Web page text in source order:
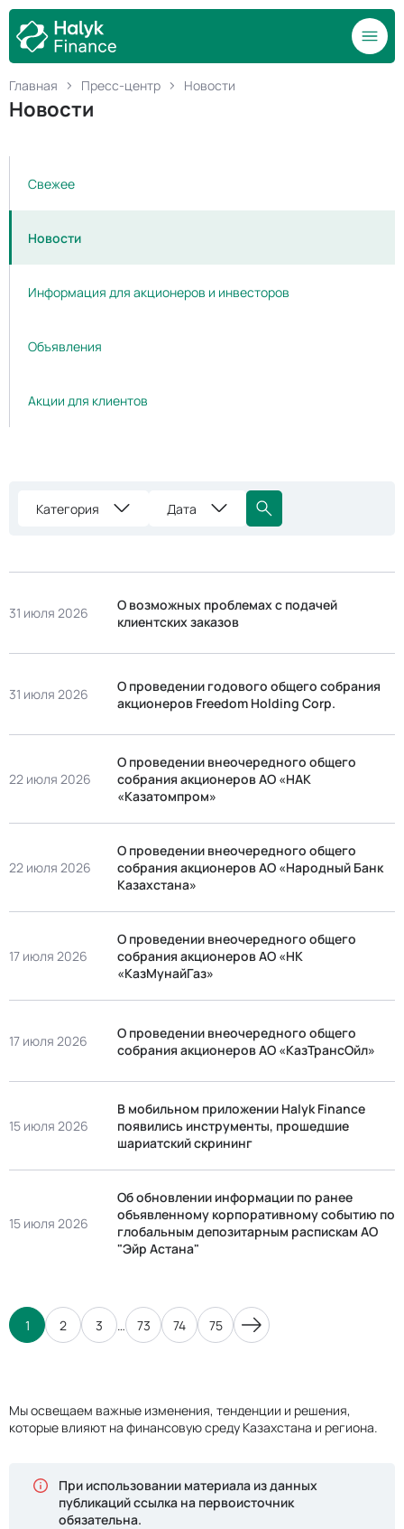
Главная Пресс-центр Новости
Новости
Свежее
Новости
Информация для акционеров и инвесторов
Объявления
Акции для клиентов
Категория Дата
31 июля 2026
О возможных проблемах с подачей
клиентских заказов
31 июля 2026
О проведении годового общего собрания
акционеров Freedom Holding Corp.
22 июля 2026
О проведении внеочередного общего
собрания акционеров АО «НАК
«Казатомпром»
22 июля 2026
О проведении внеочередного общего
собрания акционеров АО «Народный Банк
Казахстана»
17 июля 2026
О проведении внеочередного общего
собрания акционеров АО «НК
«КазМунайГаз»
17 июля 2026
О проведении внеочередного общего
собрания акционеров АО «КазТрансОйл»
15 июля 2026
В мобильном приложении Halyk Finance
появились инструменты, прошедшие
шариатский скрининг
15 июля 2026
Об обновлении информации по ранее
объявленному корпоративному событию по
глобальным депозитарным распискам АО
"Эйр Астана"
1 2 3 … 73 74 75
Мы освещаем важные изменения, тенденции и решения,
которые влияют на финансовую среду Казахстана и региона.
При использовании материала из данных
публикаций ссылка на первоисточник
обязательна.